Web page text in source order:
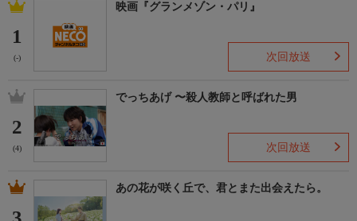
1
(-)
映画『グランメゾン・パリ』
次回放送
2
(4)
でっちあげ 〜殺人教師と呼ばれた男
次回放送
あの花が咲く丘で、君とまた出会えたら。